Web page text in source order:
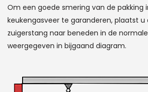
Om een ​​goede smering van de pakking
keukengasveer te garanderen, plaatst
zuigerstang naar beneden in de
weergegeven in bijgaand diagram.